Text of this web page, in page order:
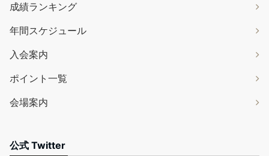
成績ランキング
年間スケジュール
入会案内
ポイント一覧
会場案内
公式 Twitter